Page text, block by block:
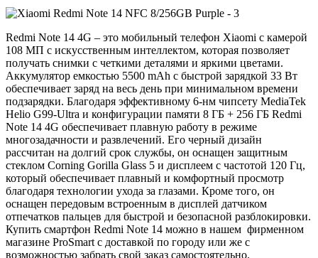
Redmi Note 14 4G – это мобильный телефон Xiaomi с камерой
108 МП с искусственным интеллектом, которая позволяет
получать снимки с четкими деталями и яркими цветами.
Аккумулятор емкостью 5500 mAh с быстрой зарядкой 33 Вт
обеспечивает заряд на весь день при минимальном времени
подзарядки. Благодаря эффективному 6-нм чипсету MediaTek
Helio G99-Ultra и конфигурации памяти 8 ГБ + 256 ГБ Redmi
Note 14 4G обеспечивает плавную работу в режиме
многозадачности и развлечений. Его черный дизайн
рассчитан на долгий срок службы, он оснащен защитным
стеклом Corning Gorilla Glass 5 и дисплеем с частотой 120 Гц,
который обеспечивает плавный и комфортный просмотр
благодаря технологии ухода за глазами. Кроме того, он
оснащен передовым встроенным в дисплей датчиком
отпечатков пальцев для быстрой и безопасной разблокировки.
Купить смартфон Redmi Note 14 можно в нашем фирменном
магазине ProSmart с доставкой по городу или же с
возможностью забрать свой заказ самостоятельно.